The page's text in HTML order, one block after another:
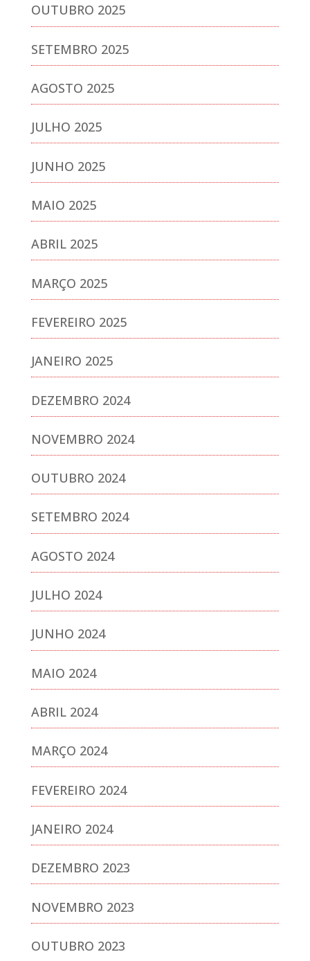
OUTUBRO 2025
SETEMBRO 2025
AGOSTO 2025
JULHO 2025
JUNHO 2025
MAIO 2025
ABRIL 2025
MARÇO 2025
FEVEREIRO 2025
JANEIRO 2025
DEZEMBRO 2024
NOVEMBRO 2024
OUTUBRO 2024
SETEMBRO 2024
AGOSTO 2024
JULHO 2024
JUNHO 2024
MAIO 2024
ABRIL 2024
MARÇO 2024
FEVEREIRO 2024
JANEIRO 2024
DEZEMBRO 2023
NOVEMBRO 2023
OUTUBRO 2023